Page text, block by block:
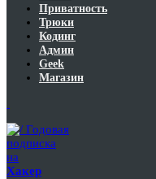
Приватность
Трюки
Кодинг
Админ
Geek
Магазин
Годовая
подписка
на
Хакер